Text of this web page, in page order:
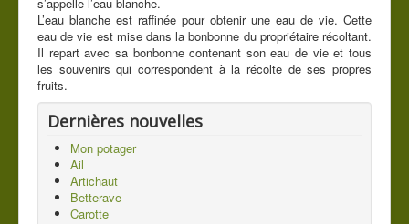
s’appelle l’eau blanche.
L’eau blanche est raffinée pour obtenir une eau de vie. Cette
eau de vie est mise dans la bonbonne du propriétaire récoltant.
Il repart avec sa bonbonne contenant son eau de vie et tous
les souvenirs qui correspondent à la récolte de ses propres
fruits.
Dernières nouvelles
Mon potager
Ail
Artichaut
Betterave
Carotte